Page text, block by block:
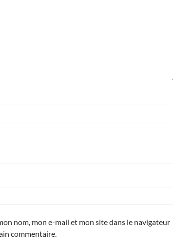
nom, mon e-mail et mon site dans le navigateur
commentaire.